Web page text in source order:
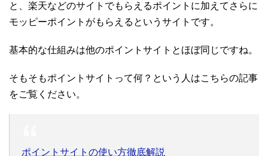
と、楽天などのサイトでもらえるポイントに加えてさらに
モッピーポイントがもらえるというサイトです。
基本的な仕組みは他のポイントサイトとほぼ同じですね。
そもそもポイントサイトって何？という人はこちらの記事
をご覧ください。
ポイントサイトの使い方徹底解説